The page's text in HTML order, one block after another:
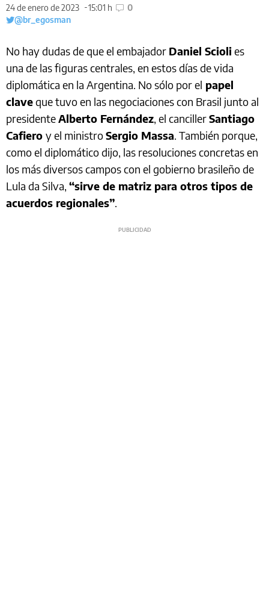
24 de enero de 2023
15:01 h
0
@br_egosman
No hay dudas de que el embajador Daniel Sciolies
una de las figuras centrales, en estos días de vida
diplomática en la Argentina. No sólo por el papel
claveque tuvo en las negociaciones con Brasil junto al
presidenteAlberto Fernández, el cancillerSantiago
Cafiero y el ministroSergio Massa. También porque,
como el diplomático dijo, las resoluciones concretas en
los más diversos campos con el gobierno brasileño de
Lula da Silva, “sirve de matriz para otros tipos de
acuerdos regionales”.